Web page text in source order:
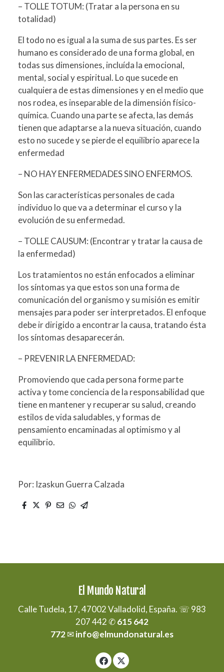
– TOLLE TOTUM: (Tratar a la persona en su
totalidad)
El todo no es igual a la suma de sus partes. Es ser
humano es considerado de una forma global, en
todas sus dimensiones, incluída la emocional,
mental, social y espiritual. Lo que sucede en
cualquiera de estas dimensiones y en el medio que
nos rodea, es inseparable de la dimensión físico-
química. Cuando una parte se afecta, las demás
tienen que adaptarse a la nueva situación, cuando
esto no sucede y se pierde el equilibrio aparece la
enfermedad
– NO HAY ENFERMEDADES SINO ENFERMOS.
Son las características personales de cada
individuo lo que va a determinar el curso y la
evolución de su enfermedad.
– TOLLE CAUSUM: (Encontrar y tratar la causa de
la enfermedad)
Los tratamientos no están enfocados a eliminar
los síntomas ya que estos son una forma de
comunicación del organismo y su misión es emitir
mensajes para poder ser interpretados. El enfoque
debe ir dirigido a encontrar la causa, tratando ésta
los síntomas desaparecerán.
– PREVENIR LA ENFERMEDAD:
Promoviendo que cada persona forme parte
activa y tome conciencia de la responsabilidad que
tiene en mantener y recuperar su salud, creando
estilos de vida saludables, y formas de
pensamiento encaminadas al optimismo y al
equilibrio.
Por: Izaskun Guerra Calzada
El Mundo Natural
Calle Tudela, 17, 47002 Valladolid, España. ☏ 983
207 442 ✆615 642
772✉info@elmundonatural.es